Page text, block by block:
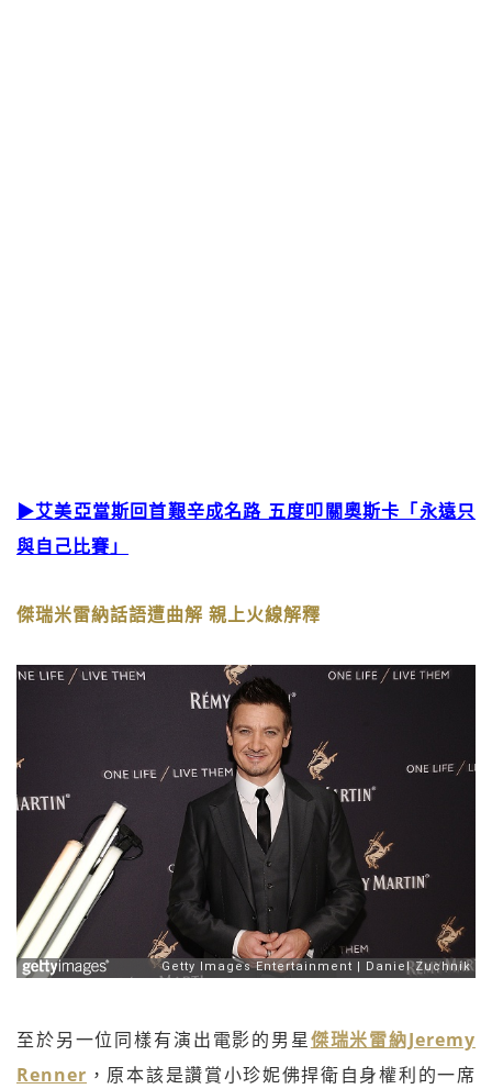
▶艾美亞當斯回首艱辛成名路 五度叩關奧斯卡「永遠只
與自己比賽」
傑瑞米雷納話語遭曲解 親上火線解釋
至於另一位同樣有演出電影的男星傑瑞米雷納Jeremy
Renner ，原本該是讚賞小珍妮佛捍衛自身權利的一席